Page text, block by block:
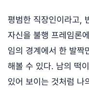
평범한 직장인이라고,
자신을 불행 프레임론
임의 경계에서 한 발짝
해볼 수 있다. 남의 떡
있어 보이는 것처럼 나